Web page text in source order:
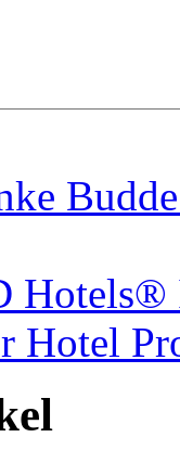
Hotels®
Hotel